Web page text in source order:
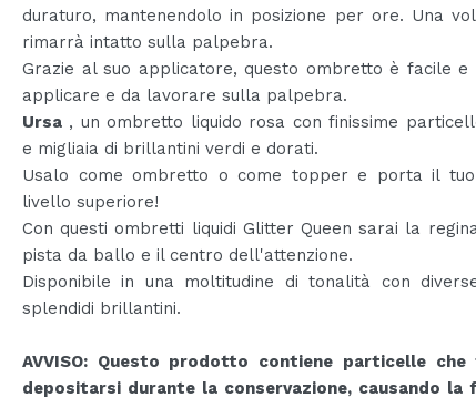
duraturo, mantenendolo in posizione per ore. Una
rimarrà intatto sulla palpebra.
Grazie al suo applicatore, questo ombretto è facile e
applicare e da lavorare sulla palpebra.
Ursa , un ombretto liquido rosa con finissime
e migliaia di brillantini verdi e dorati.
Usalo come ombretto o come topper e porta il
livello superiore!
Con questi ombretti liquidi Glitter Queen sarai la
pista da ballo e il centro dell'attenzione.
Disponibile in una moltitudine di tonalità con
splendidi brillantini.
AVVISO: Questo prodotto contiene particelle che
depositarsi durante la conservazione, causando la